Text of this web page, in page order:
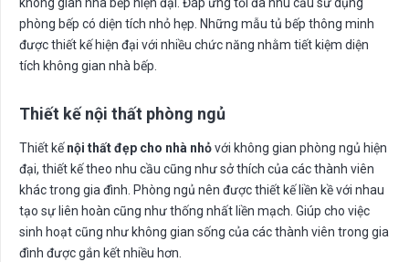
không gian nhà bếp hiện đại. Đáp ứng tối đa nhu cầu sử dụng
phòng bếp có diện tích nhỏ hẹp. Những mẫu tủ bếp thông minh
được thiết kế hiện đại với nhiều chức năng nhằm tiết kiệm diện
tích không gian nhà bếp.
Thiết kế nội thất phòng ngủ
Thiết kếnội thất đẹp cho nhà nhỏvới không gian phòng ngủ hiện
đại, thiết kế theo nhu cầu cũng như sở thích của các thành viên
khác trong gia đình. Phòng ngủ nên được thiết kế liền kề với nhau
tạo sự liên hoàn cũng như thống nhất liền mạch. Giúp cho việc
sinh hoạt cũng như không gian sống của các thành viên trong gia
đình được gắn kết nhiều hơn.